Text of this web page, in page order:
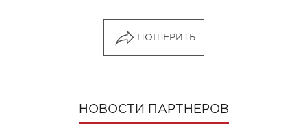
ПОШЕРИТЬ
НОВОСТИ ПАРТНЕРОВ